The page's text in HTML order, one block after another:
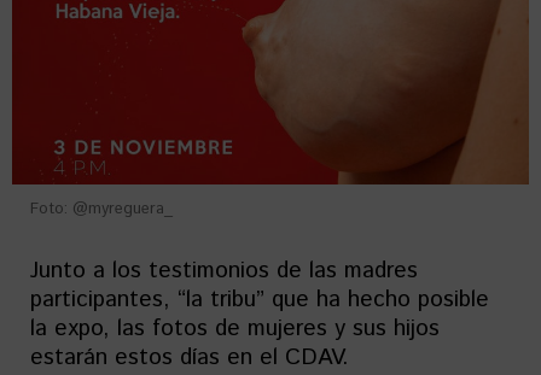
Foto: @myreguera_
Junto a los testimonios de las madres
participantes, “la tribu” que ha hecho posible
la expo, las fotos de mujeres y sus hijos
estarán estos días en el CDAV.